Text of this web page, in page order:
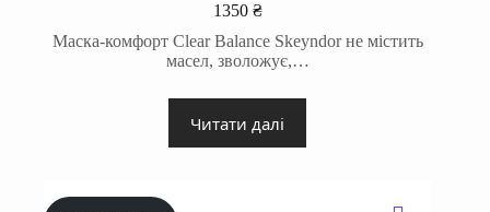
1350 ₴
Маска-комфорт Clear Balance Skeyndor не містить
масел, зволожує,…
Читати далі